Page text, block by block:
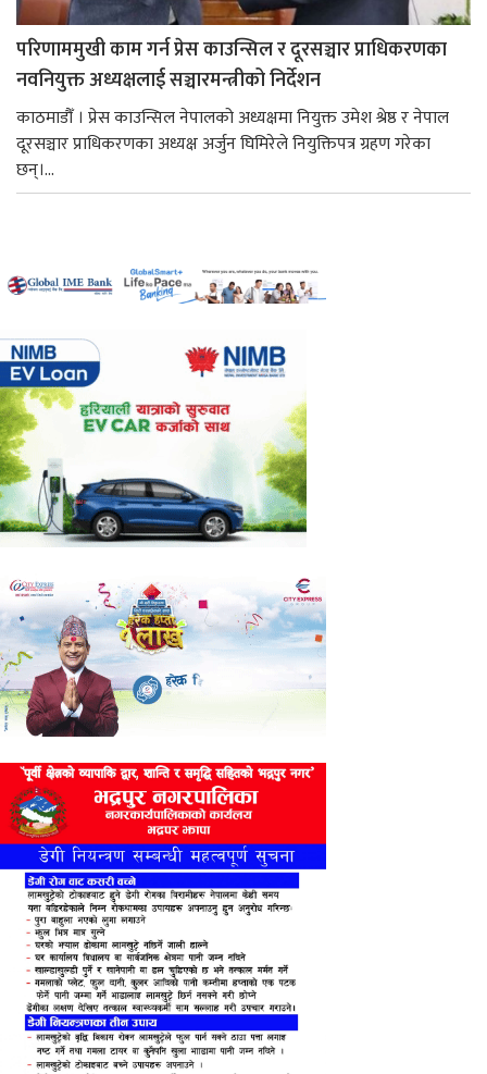
परिणाममुखी काम गर्न प्रेस काउन्सिल र दूरसञ्चार प्राधिकरणका
नवनियुक्त अध्यक्षलाई सञ्चारमन्त्रीको निर्देशन
काठमाडौँ । प्रेस काउन्सिल नेपालको अध्यक्षमा नियुक्त उमेश श्रेष्ठ र नेपाल
दूरसञ्चार प्राधिकरणका अध्यक्ष अर्जुन घिमिरेले नियुक्तिपत्र ग्रहण गरेका
छन्।...